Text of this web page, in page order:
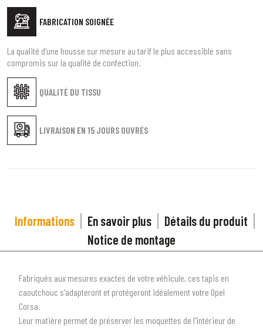
FABRICATION SOIGNÉE
QUALITÉ DU TISSU
LIVRAISON EN 15 JOURS OUVRÉS
La qualité d'une housse sur mesure au tarif le plus accessible sans
compromis sur la qualité de confection.
Informations En savoir plus
Détails du produit
Notice de montage
Fabriqués aux mesures exactes de votre véhicule, ces tapis en
caoutchouc s'adapteront et protégeront idéalement votre Opel
Corsa.
Leur matière permet de préserver les moquettes de l'intérieur de